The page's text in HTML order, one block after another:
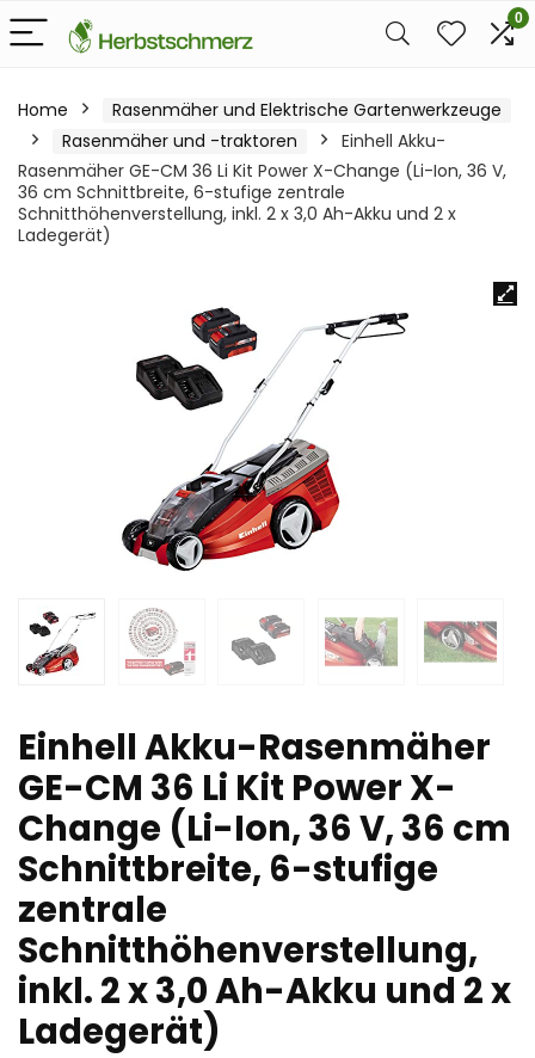
0
Home
Rasenmäher und Elektrische Gartenwerkzeuge
Rasenmäher und -traktoren
Einhell Akku-
Rasenmäher GE-CM 36 Li Kit Power X-Change (Li-Ion, 36 V,
36 cm Schnittbreite, 6-stufige zentrale
Schnitthöhenverstellung, inkl. 2 x 3,0 Ah-Akku und 2 x
Ladegerät)
Einhell Akku-Rasenmäher
GE-CM 36 Li Kit Power X-
Change (Li-Ion, 36 V, 36 cm
Schnittbreite, 6-stufige
zentrale
Schnitthöhenverstellung,
inkl. 2 x 3,0 Ah-Akku und 2 x
Ladegerät)